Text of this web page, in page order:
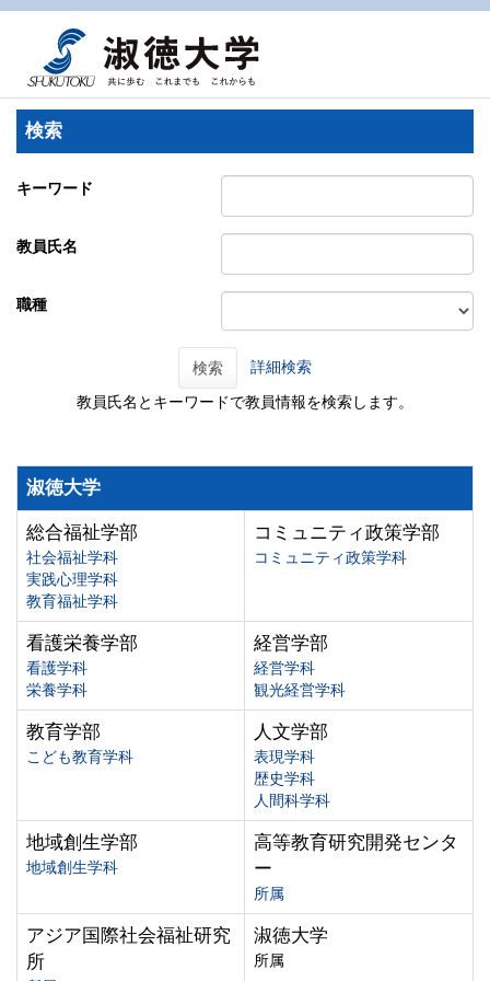
検索
キーワード
教員氏名
職種
検索 詳細検索
教員氏名とキーワードで教員情報を検索します。
淑徳大学
総合福祉学部
社会福祉学科
実践心理学科
教育福祉学科
コミュニティ政策学部
コミュニティ政策学科
看護栄養学部
看護学科
栄養学科
経営学部
経営学科
観光経営学科
教育学部
こども教育学科
人文学部
表現学科
歴史学科
人間科学科
地域創生学部
地域創生学科
高等教育研究開発センタ
ー
所属
アジア国際社会福祉研究
所
淑徳大学
所属